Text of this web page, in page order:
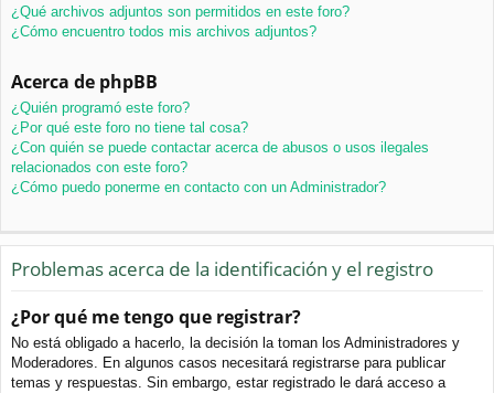
¿Qué archivos adjuntos son permitidos en este foro?
¿Cómo encuentro todos mis archivos adjuntos?
Acerca de phpBB
¿Quién programó este foro?
¿Por qué este foro no tiene tal cosa?
¿Con quién se puede contactar acerca de abusos o usos ilegales
relacionados con este foro?
¿Cómo puedo ponerme en contacto con un Administrador?
Problemas acerca de la identificación y el registro
¿Por qué me tengo que registrar?
No está obligado a hacerlo, la decisión la toman los Administradores y
Moderadores. En algunos casos necesitará registrarse para publicar
temas y respuestas. Sin embargo, estar registrado le dará acceso a